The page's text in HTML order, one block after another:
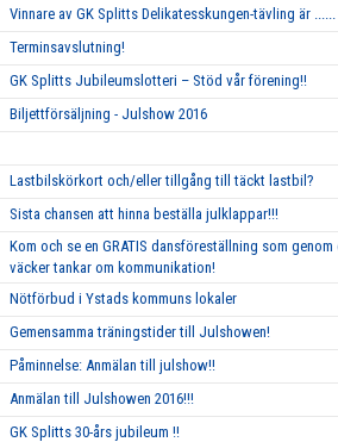
Vinnare av GK Splitts Delikatesskungen-tävling är ......
Terminsavslutning!
GK Splitts Jubileumslotteri – Stöd vår förening!!
Biljettförsäljning - Julshow 2016
Lastbilskörkort och/eller tillgång till täckt lastbil?
Sista chansen att hinna beställa julklappar!!!
Kom och se en GRATIS dansföreställning som
väcker tankar om kommunikation!
Nötförbud i Ystads kommuns lokaler
Gemensamma träningstider till Julshowen!
Påminnelse: Anmälan till julshow!!
Anmälan till Julshowen 2016!!!
GK Splitts 30-års jubileum !!